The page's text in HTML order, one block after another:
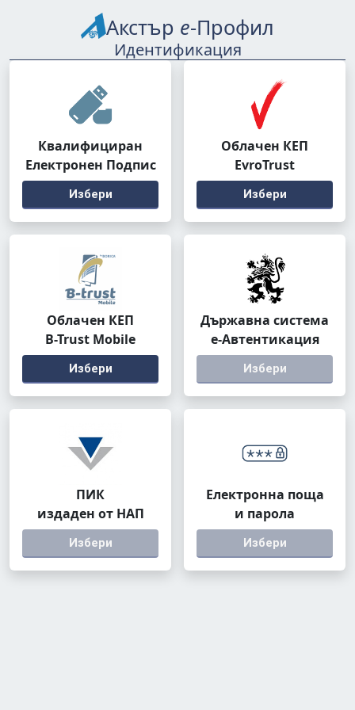
Акстър е-Профил
Идентификация
Квалифициран
Електронен Подпис
Избери
Облачен КЕП
EvroTrust
Избери
Облачен КЕП
B-Trust Mobile
Избери
Държавна система
е-Автентикация
Избери
ПИК
издаден от НАП
Избери
Електронна поща
и парола
Избери